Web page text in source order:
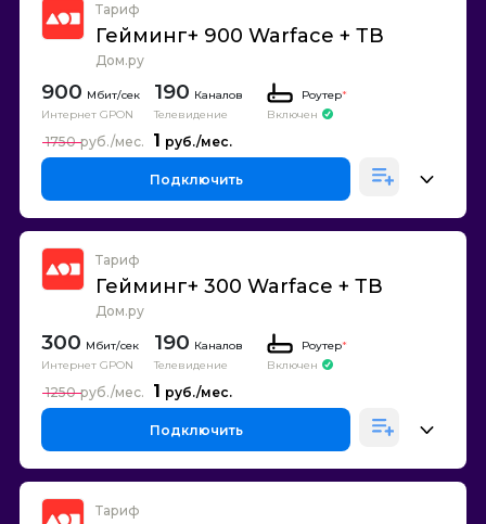
Тариф
Гейминг+ 900 Warface + ТВ
Дом.ру
900
Интернет GPON
190 Каналов
Телевидение
Роутер*
Включен
1
1750
Подключить
Тариф
Гейминг+ 300 Warface + ТВ
Дом.ру
300
Интернет GPON
190 Каналов
Телевидение
Роутер*
Включен
1
1250
Подключить
Тариф